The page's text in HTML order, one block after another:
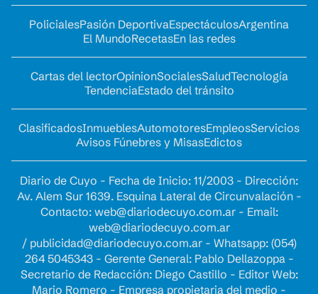
PolicialesPasión DeportivaEspectáculosArgentina
El MundoRecetasEn las redes
Cartas del lectorOpinionSocialesSaludTecnología
TendenciaEstado del tránsito
ClasificadosInmueblesAutomotoresEmpleosServicios
Avisos Fúnebres y MisasEdictos
Diario de Cuyo - Fecha de Inicio: 11/2003 - Dirección:
Av. Alem Sur 1639. Esquina Lateral de Circunvalación -
Contacto: web@diariodecuyo.com.ar- Email:
web@diariodecuyo.com.ar
/ publicidad@diariodecuyo.com.ar- Whatsapp: (054)
264 5045343 - Gerente General: Pablo Dellazoppa -
Secretario de Redacción: Diego Castillo - Editor Web:
Mario Romero - Empresa propietaria del medio -